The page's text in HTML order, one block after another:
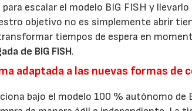
escalar el modelo BIG FISH y
objetivo no es simplemente abrir
tiempos de espera en
de BIG FISH.
adaptada a las nuevas formas de
bajo el modelo 100 % autónomo de